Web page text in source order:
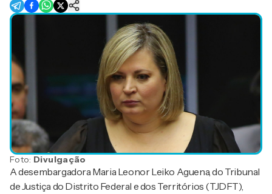
Foto: Divulgação
A desembargadora Maria Leonor Leiko Aguena, do Tribunal
de Justiça do Distrito Federal e dos Territórios (TJDFT),